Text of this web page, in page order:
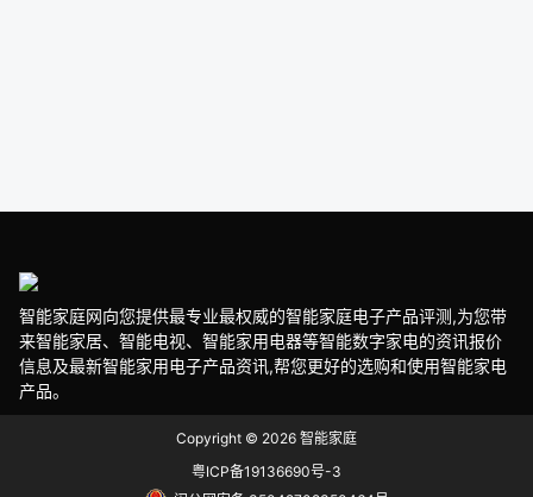
智能家庭网向您提供最专业最权威的智能家庭电子产品评测,为您带
来智能家居、智能电视、智能家用电器等智能数字家电的资讯报价
信息及最新智能家用电子产品资讯,帮您更好的选购和使用智能家电
产品。
Copyright © 2026 智能家庭
粤ICP备19136690号-3